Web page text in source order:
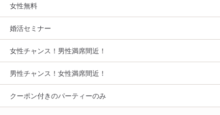
女性無料
婚活セミナー
女性チャンス！男性満席間近！
男性チャンス！女性満席間近！
クーポン付きのパーティーのみ